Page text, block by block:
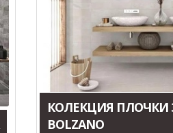
КОЛЕКЦИЯ ПЛОЧКИ
BOLZANO